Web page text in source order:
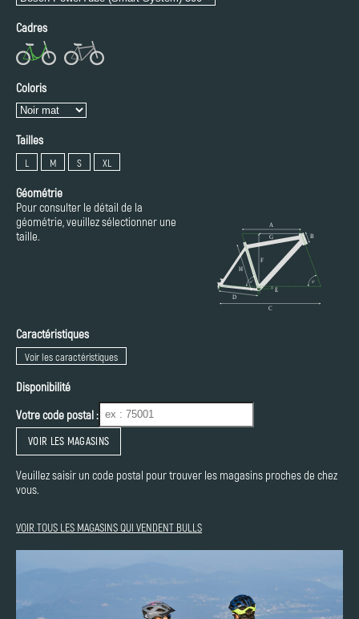
Cadres
Coloris
Tailles
L M S XL
Géométrie
Pour consulter le détail de la
géométrie, veuillez sélectionner une
taille.
Caractéristiques
Voir les caractéristiques
Disponibilité
Votre code postal :
VOIR LES MAGASINS
Veuillez saisir un code postal pour trouver les magasins proches de chez
vous.
VOIR TOUS LES MAGASINS QUI VENDENT BULLS